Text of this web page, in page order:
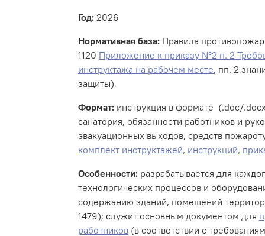
Год: 2026
Нормативная база: Правила
1120 Приложение к приказу №2 п. 2
инструктажа на рабочем месте, пп. 2
защиты),
Формат: инструкция в формате (.doc/
санатория, обязанности работников и
эвакуационных выходов, средств
комплект инструктажей, инструкций,
Особенности: разрабатывается для
технологических процессов и
содержанию зданий, помещений
1479); служит основным документом для
работников (в соответствии с